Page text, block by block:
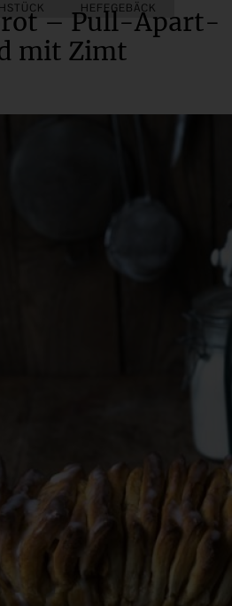
HEFEGEBÄCK
– Pull-Apart-
mit Zimt